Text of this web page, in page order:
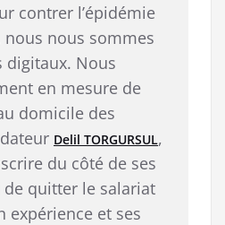
contrer l’épidémie
nous nous sommes
digitaux. Nous
en mesure de
domicile des
Delil TORGURSUL,
du côté de ses
quitter le salariat
expérience et ses